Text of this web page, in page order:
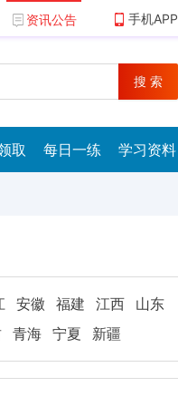
资讯公告 手机APP
搜 索
取 每日一练 学习资料
安徽 福建 江西
山东
青海 宁夏 新疆